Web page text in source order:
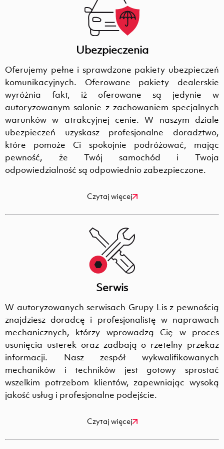
Ubezpieczenia
Oferujemy pełne i sprawdzone pakiety ubezpieczeń
komunikacyjnych. Oferowane pakiety dealerskie
wyróżnia fakt, iż oferowane są jedynie w
autoryzowanym salonie z zachowaniem specjalnych
warunków w atrakcyjnej cenie. W naszym dziale
ubezpieczeń uzyskasz profesjonalne doradztwo,
które pomoże Ci spokojnie podróżować, mając
pewność, że Twój samochód i Twoja
odpowiedzialność są odpowiednio zabezpieczone.
Czytaj więcej
Serwis
W autoryzowanych serwisach Grupy Lis z pewnością
znajdziesz doradcę i profesjonalistę w naprawach
mechanicznych, którzy wprowadzą Cię w proces
usunięcia usterek oraz zadbają o rzetelny przekaz
informacji. Nasz zespół wykwalifikowanych
mechaników i techników jest gotowy sprostać
wszelkim potrzebom klientów, zapewniając wysoką
jakość usług i profesjonalne podejście.
Czytaj więcej